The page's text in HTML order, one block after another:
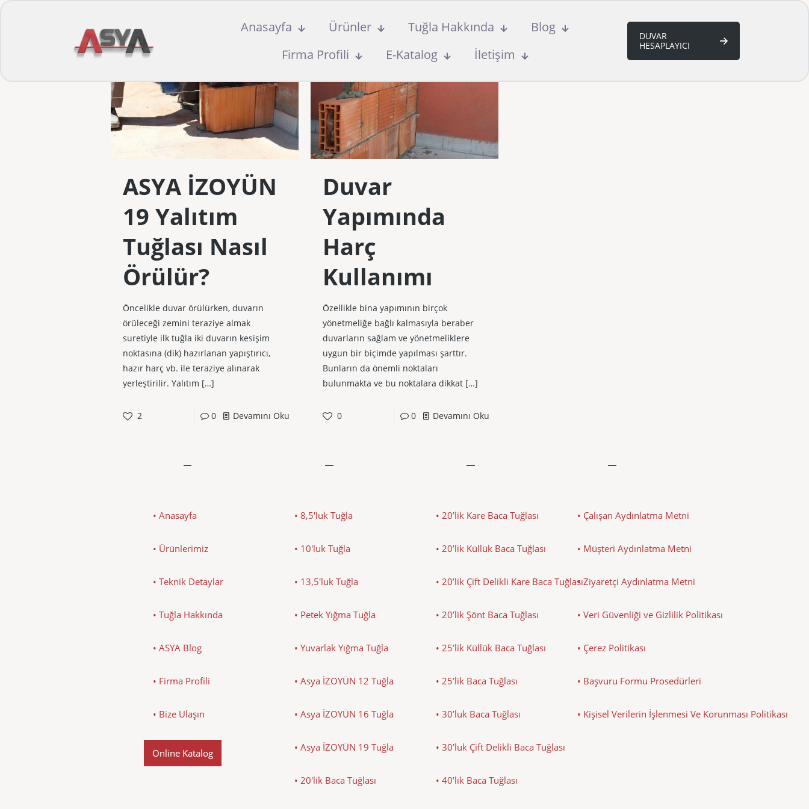
Anasayfa Ürünler Tuğla Hakkında
Blog
Firma Profili
E-Katalog İletişim
DUVAR
HESAPLAYICI
ASYA İZOYÜN
19 Yalıtım
Tuğlası Nasıl
Örülür?
Öncelikle duvar örülürken, duvarın
örüleceği zemini teraziye almak
suretiyle ilk tuğla iki duvarın kesişim
noktasına (dik) hazırlanan yapıştırıcı,
hazır harç vb. ile teraziye alınarak
yerleştirilir. Yalıtım […]
2 0 Devamını Oku
Duvar
Yapımında
Harç
Kullanımı
Özellikle bina yapımının birçok
yönetmeliğe bağlı kalmasıyla beraber
duvarların sağlam ve yönetmeliklere
uygun bir biçimde yapılması şarttır.
Bunların da önemli noktaları
bulunmakta ve bu noktalara dikkat[…]
0 0 Devamını Oku
• Anasayfa
• Ürünlerimiz
• Teknik Detaylar
• Tuğla Hakkında
• ASYA Blog
• Firma Profili
• Bize Ulaşın
Online Katalog
• 8,5'luk Tuğla
• 10'luk Tuğla
• 13,5'luk Tuğla
• Petek Yığma Tuğla
• Yuvarlak Yığma Tuğla
• Asya İZOYÜN 12 Tuğla
• Asya İZOYÜN 16 Tuğla
• Asya İZOYÜN 19 Tuğla
• 20'lik Baca Tuğlası
• 20’lik Kare Baca Tuğlası
• 20’lik Küllük Baca Tuğlası
• 20’lik Çift Delikli Kare Baca Tuğlası
• 20’lik Şönt Baca Tuğlası
• 25’lik Küllük Baca Tuğlası
• 25’lik Baca Tuğlası
• 30’luk Baca Tuğlası
• 30’luk Çift Delikli Baca Tuğlası
• 40’lık Baca Tuğlası
• Çalışan Aydınlatma Metni
• Müşteri Aydınlatma Metni
• Ziyaretçi Aydınlatma Metni
• Veri Güvenliği ve Gizlilik Politikası
• Çerez Politikası
• Başvuru Formu Prosedürleri
• Kişisel Verilerin İşlenmesi Ve Korunması Politikası